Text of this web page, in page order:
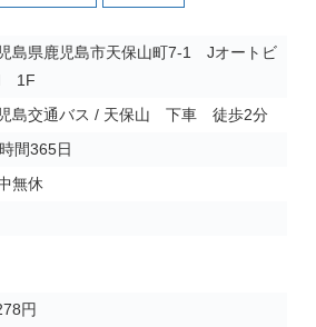
島県鹿児島市天保山町7-1 Jオートビ
1F
島交通バス / 天保山 下車 徒歩2分
間365日
無休
円